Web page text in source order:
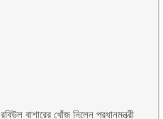
বাশারের খোঁজ নিলেন প্রধানমন্ত্রী